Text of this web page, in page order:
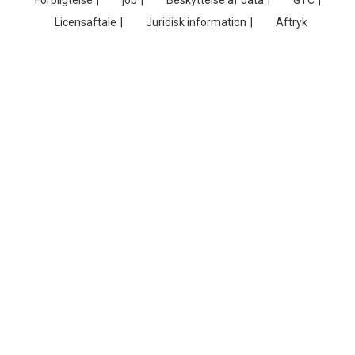
Licensaftale
Juridisk information Aftryk